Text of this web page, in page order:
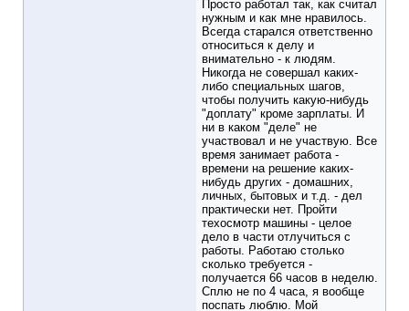
Просто работал так, как считал
нужным и как мне нравилось.
Всегда старался ответственно
относиться к делу и
внимательно - к людям.
Никогда не совершал каких-
либо специальных шагов,
чтобы получить какую-нибудь
"доплату" кроме зарплаты. И
ни в каком "деле" не
участвовал и не участвую. Все
время занимает работа -
времени на решение каких-
нибудь других - домашних,
личных, бытовых и т.д. - дел
практически нет. Пройти
техосмотр машины - целое
дело в части отлучиться с
работы. Работаю столько
сколько требуется -
получается 66 часов в неделю.
Сплю не по 4 часа, я вообще
поспать люблю. Мой